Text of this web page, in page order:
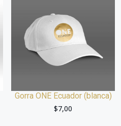
Gorra ONE Ecuador (blanca)
$7,00